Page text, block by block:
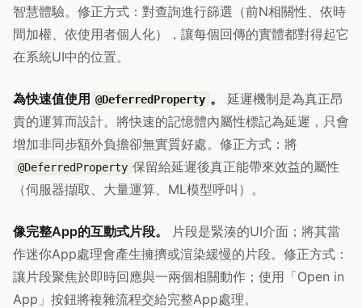
智慧體驗。修正方式：對查詢進行篩選（前N相關性、依時
間加權、依使用者個人化），讓每個回傳的實體都對得起它
在系統UI中的位置。
為快速值使用 @DeferredProperty 。
延遲機制是為真正昂
貴的運算而設計。將快速的記憶體內屬性標記為延遲，只會
增加非同步額外負擔卻無實質好處。修正方式：將
@DeferredProperty 保留給延遲後真正能帶來效益的屬性
（伺服器擷取、大量運算、ML模型呼叫）。
像完整App的互動式片段。
片段是緊湊的UI介面；將其當
作迷你App處理會產生擁擠或渲染緩慢的片段。修正方式：
讓片段聚焦於即時回應與一兩個相關動作；使用「Open in
App」按鈕將複雜流程交給完整App處理。